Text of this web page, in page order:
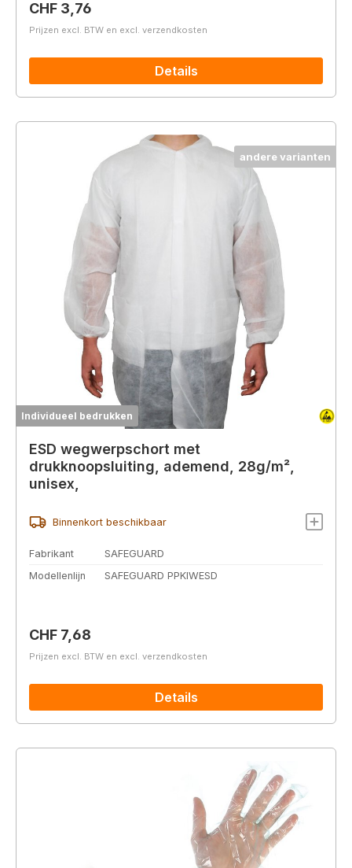
Normale prijs:
CHF 3,76
Prijzen excl. BTW en excl. verzendkosten
Details
andere varianten
Individueel bedrukken
ESD wegwerpschort met
drukknoopsluiting, ademend, 28g/m²,
unisex,
Binnenkort beschikbaar
Fabrikant
SAFEGUARD
Modellenlijn
SAFEGUARD PPKIWESD
Normale prijs:
CHF 7,68
Prijzen excl. BTW en excl. verzendkosten
Details